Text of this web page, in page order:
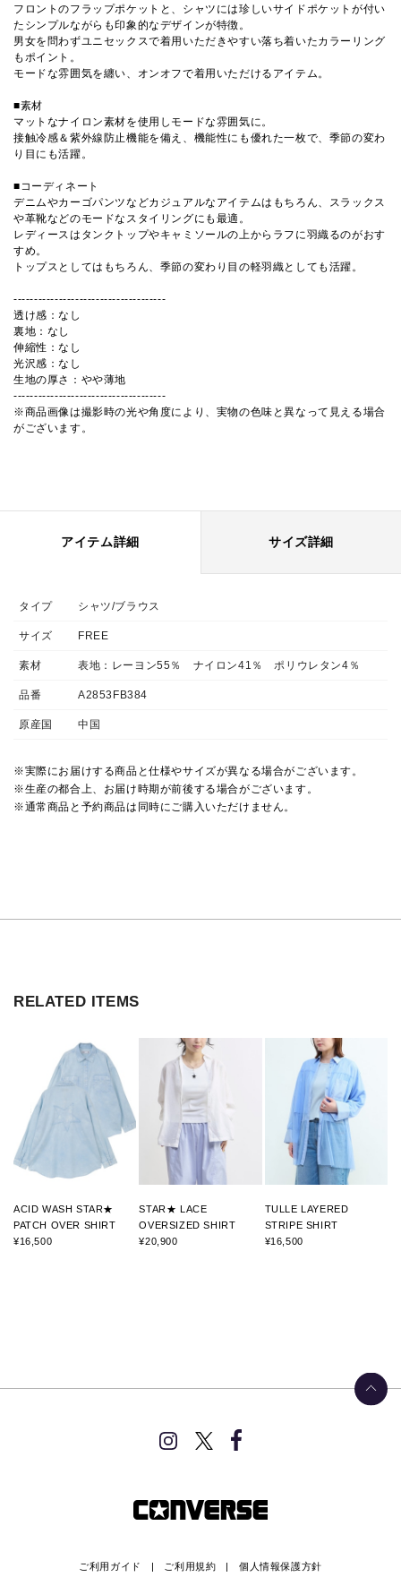
フロントのフラップポケットと、シャツには珍しいサイドポケットが付い
たシンプルながらも印象的なデザインが特徴。
男女を問わずユニセックスで着用いただきやすい落ち着いたカラーリング
もポイント。
モードな雰囲気を纏い、オンオフで着用いただけるアイテム。
■素材
マットなナイロン素材を使用しモードな雰囲気に。
接触冷感＆紫外線防止機能を備え、機能性にも優れた一枚で、季節の変わ
り目にも活躍。
■コーディネート
デニムやカーゴパンツなどカジュアルなアイテムはもちろん、スラックス
や革靴などのモードなスタイリングにも最適。
レディースはタンクトップやキャミソールの上からラフに羽織るのがおす
すめ。
トップスとしてはもちろん、季節の変わり目の軽羽織としても活躍。
-------------------------------------
透け感：なし
裏地：なし
伸縮性：なし
光沢感：なし
生地の厚さ：やや薄地
-------------------------------------
※商品画像は撮影時の光や角度により、実物の色味と異なって見える場合
がございます。
アイテム詳細 サイズ詳細
タイプ シャツ/ブラウス
サイズ FREE
素材 表地：レーヨン55％ ナイロン41％ ポリウレタン4％
品番 A2853FB384
原産国 中国
※実際にお届けする商品と仕様やサイズが異なる場合がございます。
※生産の都合上、お届け時期が前後する場合がございます。
※通常商品と予約商品は同時にご購入いただけません。
RELATED ITEMS
ACID WASH STAR★
PATCH OVER SHIRT
¥16,500
STAR★ LACE
OVERSIZED SHIRT
¥20,900
TULLE LAYERED
STRIPE SHIRT
¥16,500
ご利用ガイド ご利用規約 個人情報保護方針